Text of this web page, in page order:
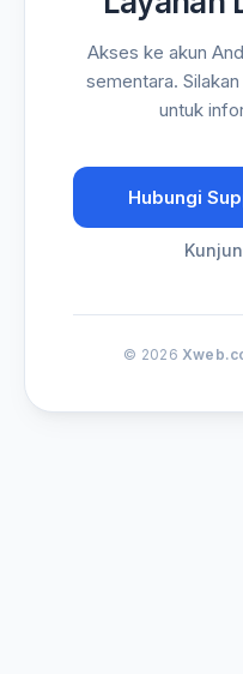
Akses ke akun
sementara.
untuk
Hubungi
© 2026